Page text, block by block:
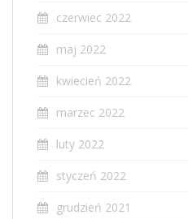
czerwiec 2022
maj 2022
kwiecień 2022
marzec 2022
luty 2022
styczeń 2022
grudzień 2021